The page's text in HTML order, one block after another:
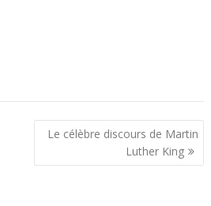
Le célèbre discours de Martin
Luther King